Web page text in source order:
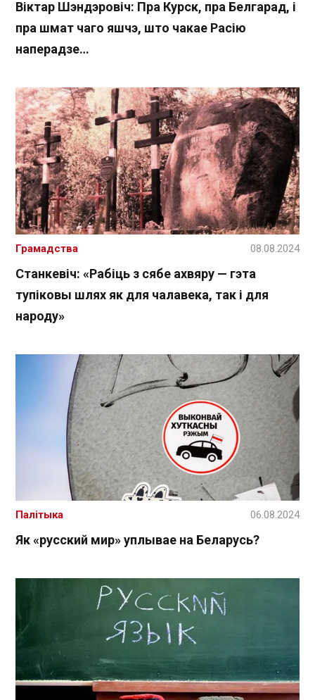
Віктар Шэндэровіч: Пра Курск, пра Белгарад, і
пра шмат чаго яшчэ, што чакае Расію
наперадзе…
Станкевіч: «Рабіць з сябе ахвяру — гэта
тупіковы шлях як для чалавека, так і для
народу»
Грамадства 08.08.2024
Як «русский мир» уплывае на Беларусь?
Палітыка 06.08.2024